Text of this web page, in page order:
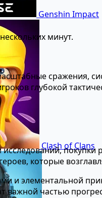
Genshin Impact
Clash of Clans
минут.
сражения,
глубокой
покупки
которые
и элементальной
важной частью